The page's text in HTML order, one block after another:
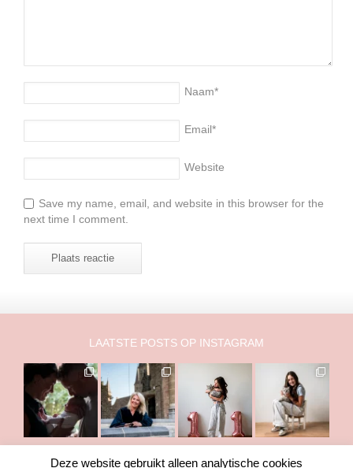
Naam*
Email*
Website
Save my name, email, and website in this browser for the
next time I comment.
LAATSTE POSTS OP INSTAGRAM
Deze website gebruikt alleen analytische cookies